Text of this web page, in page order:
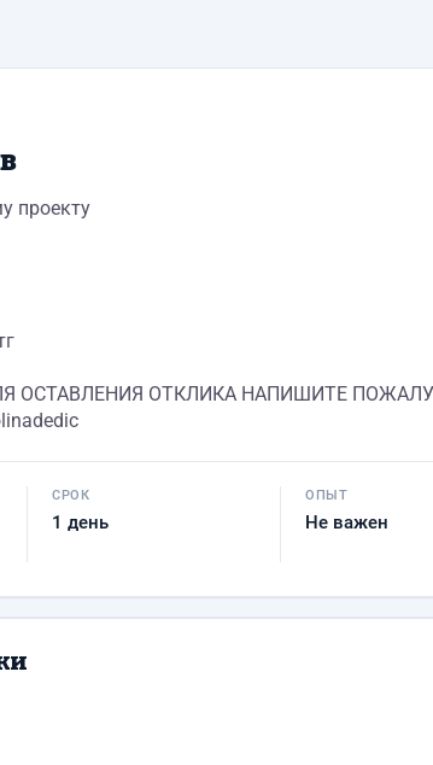
проекту
ОСТАВЛЕНИЯ ОТКЛИКА НАПИШИТЕ
СРОК
1 день
ОПЫТ
Не важен